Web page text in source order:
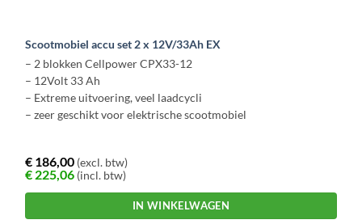
Scootmobiel accu set 2 x 12V/33Ah EX
– 2 blokken Cellpower CPX33-12
– 12Volt 33 Ah
– Extreme uitvoering, veel laadcycli
– zeer geschikt voor elektrische scootmobiel
€ 186,00 (excl. btw)
€ 225,06 (incl. btw)
IN WINKELWAGEN